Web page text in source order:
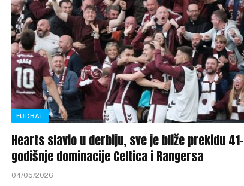
FUDBAL
Hearts slavio u derbiju, sve je bliže prekidu 41-
godišnje dominacije Celtica i Rangersa
04/05/2026